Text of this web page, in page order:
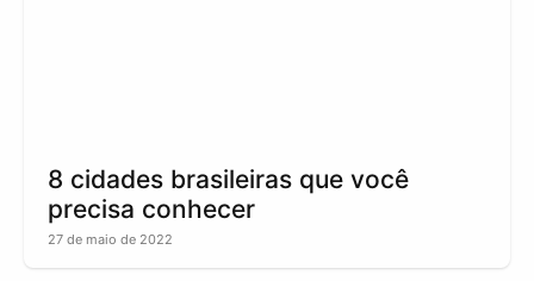
8 cidades brasileiras que você
precisa conhecer
27 de maio de 2022